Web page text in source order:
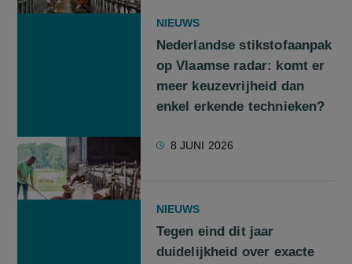
NIEUWS
Nederlandse stikstofaanpak
op Vlaamse radar: komt er
meer keuzevrijheid dan
enkel erkende technieken?
8 JUNI 2026
NIEUWS
Tegen eind dit jaar
duidelijkheid over exacte